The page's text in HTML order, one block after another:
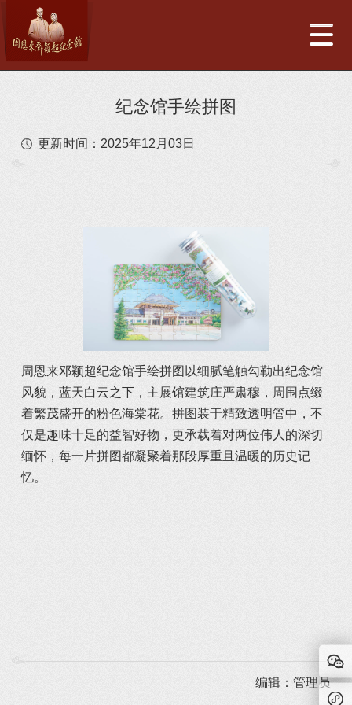
纪念馆手绘拼图
更新时间： 2025年12月03日
周恩来邓颖超纪念馆手绘拼图以细腻笔触勾勒出纪念馆
风貌，蓝天白云之下，主展馆建筑庄严肃穆，周围点缀
着繁茂盛开的粉色海棠花。拼图装于精致透明管中，不
仅是趣味十足的益智好物，更承载着对两位伟人的深切
缅怀，每一片拼图都凝聚着那段厚重且温暖的历史记
忆。
编辑：管理员